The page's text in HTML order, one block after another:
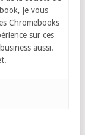
je vous
Chromebooks
sur ces
aussi.